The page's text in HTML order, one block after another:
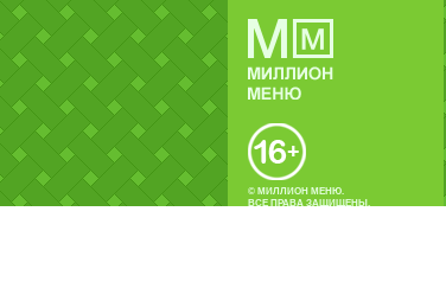
© МИЛЛИОН МЕНЮ.
ВСЕ ПРАВА ЗАЩИЩЕНЫ.